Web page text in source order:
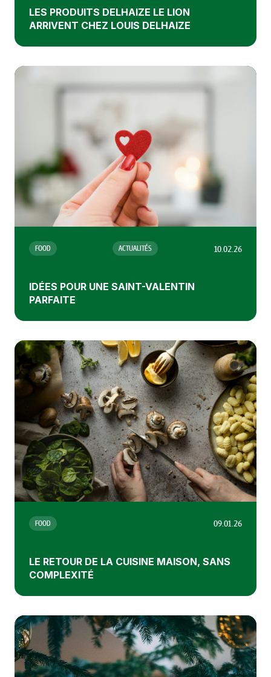
LES PRODUITS DELHAIZE LE LION
ARRIVENT CHEZ LOUIS DELHAIZE
FOOD ACTUALITÉS 10.02.26
IDÉES POUR UNE SAINT-VALENTIN
PARFAITE
FOOD 09.01.26
LE RETOUR DE LA CUISINE MAISON, SANS
COMPLEXITÉ